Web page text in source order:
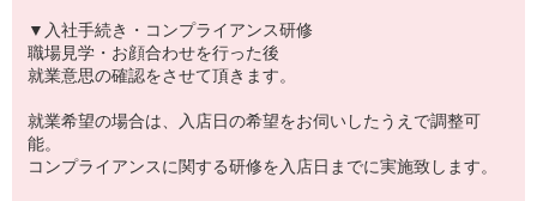
▼入社手続き・コンプライアンス研修
職場見学・お顔合わせを行った後
就業意思の確認をさせて頂きます。
就業希望の場合は、入店日の希望をお伺いしたうえで調整可
能。
コンプライアンスに関する研修を入店日までに実施致します。